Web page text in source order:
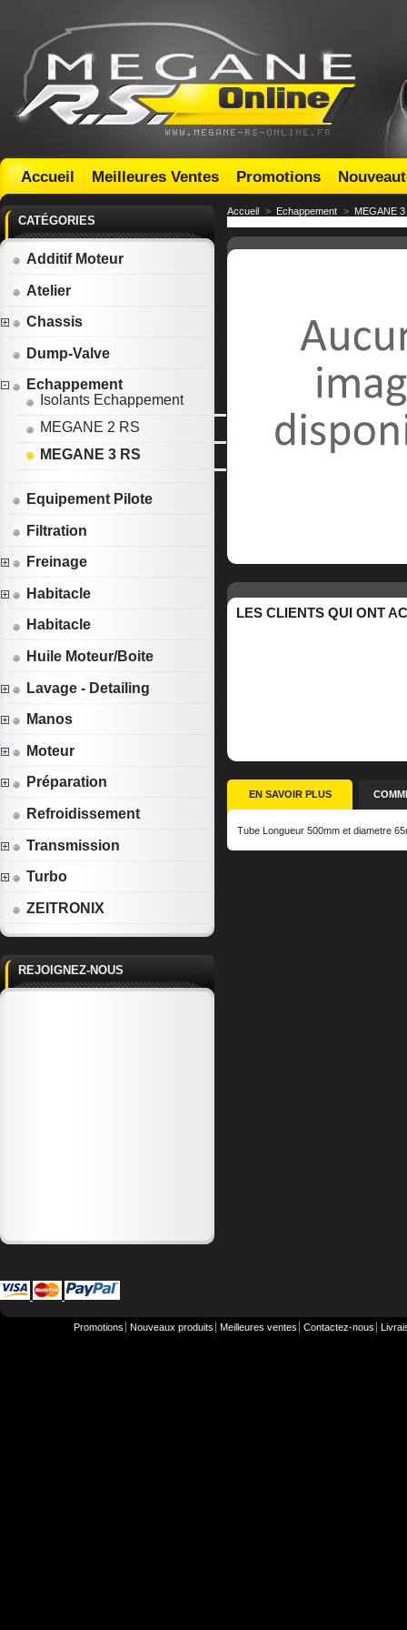
Accueil Meilleures Ventes Promotions
CATÉGORIES
Additif Moteur
Atelier
Chassis
Dump-Valve
Echappement
Isolants Echappement
MEGANE 2 RS
MEGANE 3 RS
Equipement Pilote
Filtration
Freinage
Habitacle
Habitacle
Huile Moteur/Boite
Lavage - Detailing
Manos
Moteur
Préparation
Refroidissement
Transmission
Turbo
ZEITRONIX
REJOIGNEZ-NOUS
Accueil > Echappement > MEGANE
LES CLIENTS QUI ONT
EN SAVOIR PLUS
Tube Longueur 500mm et diametre
Promotions Nouveaux produits Meilleures ventes Contactez-nous